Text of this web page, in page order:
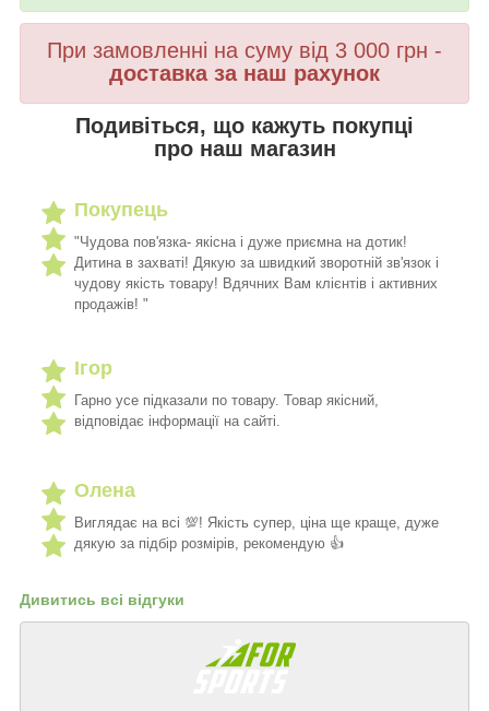
При замовленні на суму від 3 000 грн -
доставка за наш рахунок
Подивіться, що кажуть покупці
про наш магазин
Покупець
"Чудова пов'язка- якісна і дуже приємна на дотик!
Дитина в захваті! Дякую за швидкий зворотній зв'язок і
чудову якість товару! Вдячних Вам клієнтів і активних
продажів! "
Ігор
Гарно усе підказали по товару. Товар якісний,
відповідає інформації на сайті.
Олена
Виглядає на всі 💯! Якість супер, ціна ще краще, дуже
дякую за підбір розмірів, рекомендую 👍
Дивитись всі відгуки